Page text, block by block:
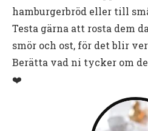
hamburgerbröd eller till
Testa gärna att rosta dem
smör och ost, för det blir
Berätta vad ni tycker om
❤️